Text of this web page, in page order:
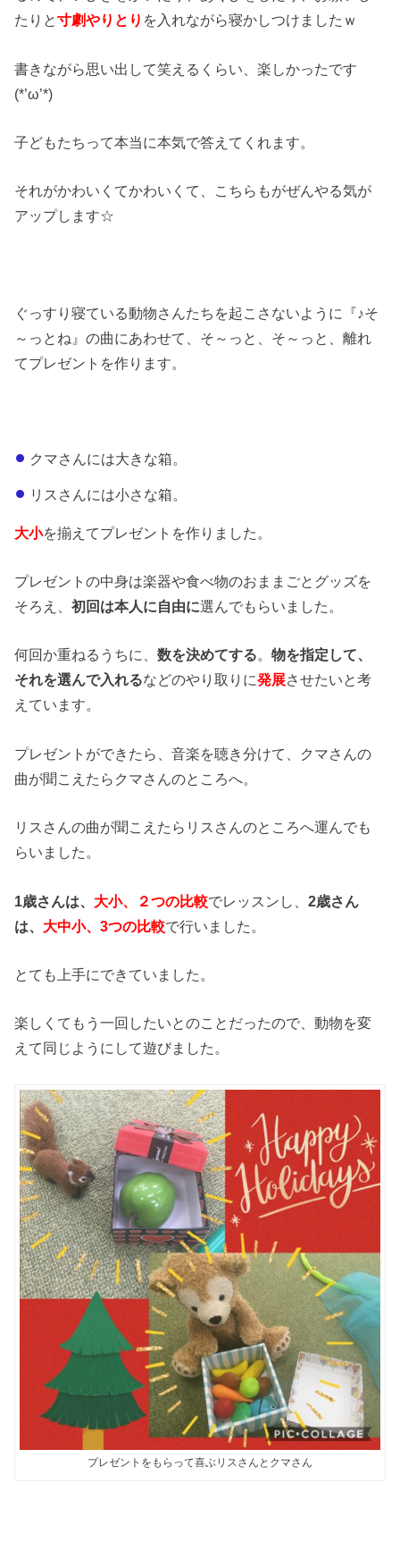
たりと寸劇やりとり を入れながら寝かしつけましたｗ
書きながら思い出して笑えるくらい、楽しかったです
(*’ω’*)
子どもたちって本当に本気で答えてくれます。
それがかわいくてかわいくて、こちらもがぜんやる気が
アップします☆
ぐっすり寝ている動物さんたちを起こさないように『♪そ
～っとね』の曲にあわせて、そ～っと、そ～っと、離れ
てプレゼントを作ります。
クマさんには大きな箱。
リスさんには小さな箱。
大小を揃えてプレゼントを作りました。
プレゼントの中身は楽器や食べ物のおままごとグッズを
そろえ、初回は本人に自由に選んでもらいました。
何回か重ねるうちに、数を決めてする。物を指定して、
それを選んで入れるなどのやり取りに発展させたいと考
えています。
プレゼントができたら、音楽を聴き分けて、クマさんの
曲が聞こえたらクマさんのところへ。
リスさんの曲が聞こえたらリスさんのところへ運んでも
らいました。
1歳さんは、 大小、２つの比較でレッスンし、2歳さん
は、 大中小、3つの比較で行いました。
とても上手にできていました。
楽しくてもう一回したいとのことだったので、動物を変
えて同じようにして遊びました。
プレゼントをもらって喜ぶリスさんとクマさん